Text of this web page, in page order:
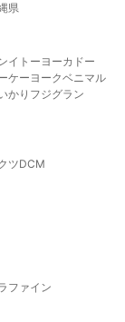
県
イトーヨーカドー
ケー ヨークベニマル
かり フジグラン
ツDCM
ファイン